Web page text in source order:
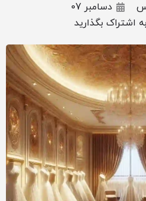
دسامبر 07
اشتراک بگذارید